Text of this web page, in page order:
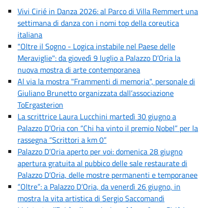
Vivi Cirié in Danza 2026: al Parco di Villa Remmert una
settimana di danza con i nomi top della coreutica
italiana
"Oltre il Sogno - Logica instabile nel Paese delle
Meraviglie": da giovedì 9 luglio a Palazzo D’Oria la
nuova mostra di arte contemporanea
Al via la mostra "Frammenti di memoria", personale di
Giuliano Brunetto organizzata dall’associazione
ToErgasterion
La scrittrice Laura Lucchini martedì 30 giugno a
Palazzo D’Oria con “Chi ha vinto il premio Nobel” per la
rassegna “Scrittori a km 0”
Palazzo D’Oria aperto per voi: domenica 28 giugno
apertura gratuita al pubbico delle sale restaurate di
Palazzo D’Oria, delle mostre permanenti e temporanee
“Oltre”: a Palazzo D’Oria, da venerdì 26 giugno, in
mostra la vita artistica di Sergio Saccomandi